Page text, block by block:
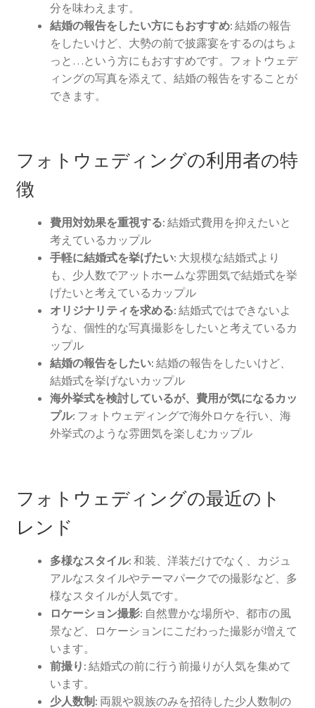
京都の結婚式の独特なウエディング
フォトウェディング
アーカイブ
ウェディング京都の魅力。挙式も前撮りも！もっと楽し
分を味わえます。
結婚の報告をしたい方にもおすすめ: 結婚の報告
をしたいけど、大勢の前で披露宴をするのはちょ
っと…という方にもおすすめです。フォトウェデ
ィングの写真を添えて、結婚の報告をすることが
できます。
フォトウェディングの利用者の特
徴
費用対効果を重視する: 結婚式費用を抑えたいと
考えているカップル
手軽に結婚式を挙げたい: 大規模な結婚式より
も、少人数でアットホームな雰囲気で結婚式を挙
げたいと考えているカップル
オリジナリティを求める: 結婚式ではできないよ
うな、個性的な写真撮影をしたいと考えているカ
ップル
結婚の報告をしたい: 結婚の報告をしたいけど、
結婚式を挙げないカップル
海外挙式を検討しているが、費用が気になるカッ
プル: フォトウェディングで海外ロケを行い、海
外挙式のような雰囲気を楽しむカップル
フォトウェディングの最近のト
レンド
多様なスタイル: 和装、洋装だけでなく、カジュ
アルなスタイルやテーマパークでの撮影など、多
様なスタイルが人気です。
ロケーション撮影: 自然豊かな場所や、都市の風
景など、ロケーションにこだわった撮影が増えて
います。
前撮り: 結婚式の前に行う前撮りが人気を集めて
います。
少人数制: 両親や親族のみを招待した少人数制の